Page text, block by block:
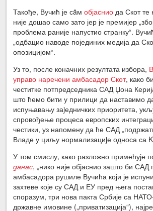
Такође, Вучић је сȃмобјаснио да Скот те
није дошао само зато јер је премијер
проблема раније напустио странку“.
„одбацио наводе појединих медија да
опозицијом“.
Уз то, после коначних резултата избора,
управо наречени амбасадор Скот, како
честитке потпредседника САД Џона
што ћемо бити у прилици да наставимо
испуњавању заjедничких приоритета,
спровођење процеса европских
честики, уз напомену да ће САД
Владе у циљу нормализациjе односа са
У том смислу, како разложно примећује
данас, „нико није објаснио зашто би САД
амбасадора рушиле Вучића који је
захтеве које су САД и ЕУ пред њега
споразум, три нова пакта Србије са
државне имовине („приватизација“),